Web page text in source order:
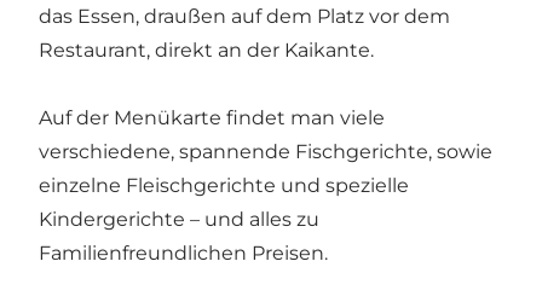
das Essen, draußen auf dem Platz vor dem
Restaurant, direkt an der Kaikante.
Auf der Menükarte findet man viele
verschiedene, spannende Fischgerichte, sowie
einzelne Fleischgerichte und spezielle
Kindergerichte – und alles zu
Familienfreundlichen Preisen.